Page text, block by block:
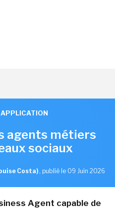
APPLICATION
agents métiers
sociaux
Costa) , publié le 09 Juin 2026
Agent capable de